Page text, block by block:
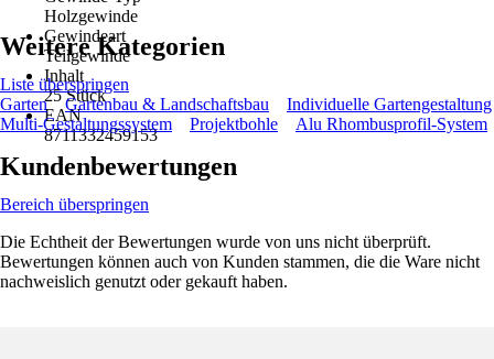
Holzgewinde
Gewindeart
Teilgewinde
Inhalt
25 Stück
EAN
8711332459153
Weitere Kategorien
Liste überspringen
Garten
Gartenbau & Landschaftsbau
Individuelle Gartengestaltung
Multi-Gestaltungssystem
Projektbohle Alu Rhombusprofil-System
Kundenbewertungen
Bereich überspringen
Die Echtheit der Bewertungen wurde von uns nicht überprüft.
Bewertungen können auch von Kunden stammen, die die Ware nicht
nachweislich genutzt oder gekauft haben.